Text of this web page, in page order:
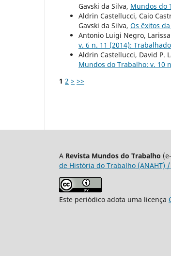
Gavski da Silva, Mundos do
Aldrin Castellucci, Caio
Gavski da Silva, Os êxitos
Antonio Luigi Negro,
v. 6 n. 11 (2014):
Aldrin Castellucci, David P.
Mundos do Trabalho: v. 10
1 2 > >>
A Revista Mundos do Trabalho
de História do Trabalho (ANAHT)
Este periódico adota uma licença